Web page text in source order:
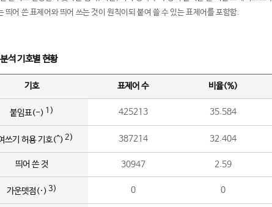
띄어 쓴 표제어와 띄어 쓰는 것이 원칙이되 붙여 쓸 수 있는 표제어를 포함함.
석 기호별 현황
기호 표제어 수 비율(%)
붙임표(-) 1) 425213 35.584
쓰기 허용 기호(^) 2) 387214 32.404
띄어 쓴 것 30947 2.59
가운뎃점(·) 3) 0 0